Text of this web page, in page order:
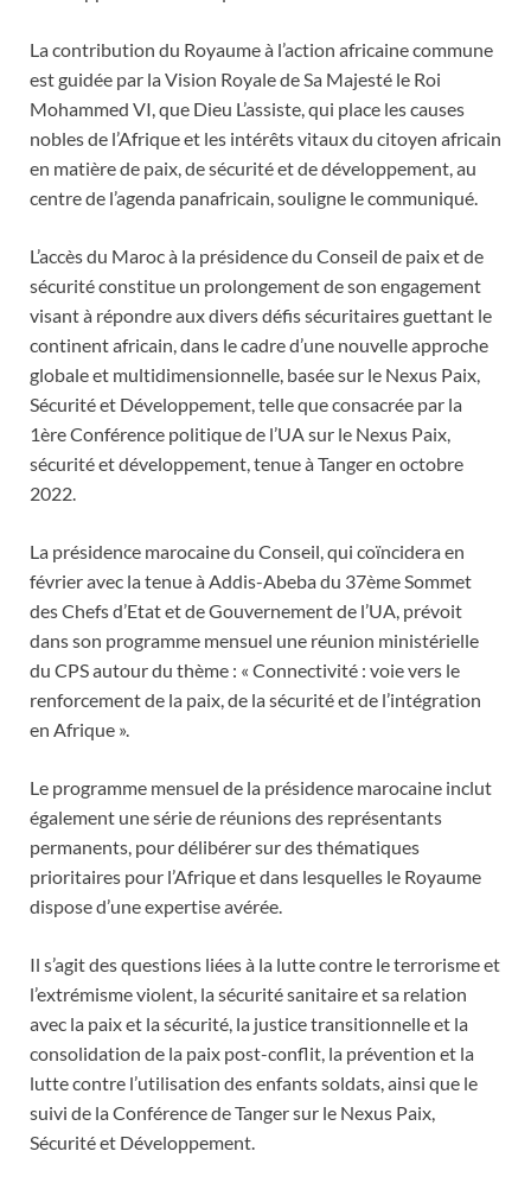
La contribution du Royaume à l’action africaine commune
est guidée par la Vision Royale de Sa Majesté le Roi
Mohammed VI, que Dieu L’assiste, qui place les causes
nobles de l’Afrique et les intérêts vitaux du citoyen africain
en matière de paix, de sécurité et de développement, au
centre de l’agenda panafricain, souligne le communiqué.
L’accès du Maroc à la présidence du Conseil de paix et de
sécurité constitue un prolongement de son engagement
visant à répondre aux divers défis sécuritaires guettant le
continent africain, dans le cadre d’une nouvelle approche
globale et multidimensionnelle, basée sur le Nexus Paix,
Sécurité et Développement, telle que consacrée par la
1ère Conférence politique de l’UA sur le Nexus Paix,
sécurité et développement, tenue à Tanger en octobre
2022.
La présidence marocaine du Conseil, qui coïncidera en
février avec la tenue à Addis-Abeba du 37ème Sommet
des Chefs d’Etat et de Gouvernement de l’UA, prévoit
dans son programme mensuel une réunion ministérielle
du CPS autour du thème : « Connectivité : voie vers le
renforcement de la paix, de la sécurité et de l’intégration
en Afrique ».
Le programme mensuel de la présidence marocaine inclut
également une série de réunions des représentants
permanents, pour délibérer sur des thématiques
prioritaires pour l’Afrique et dans lesquelles le Royaume
dispose d’une expertise avérée.
Il s’agit des questions liées à la lutte contre le terrorisme et
l’extrémisme violent, la sécurité sanitaire et sa relation
avec la paix et la sécurité, la justice transitionnelle et la
consolidation de la paix post-conflit, la prévention et la
lutte contre l’utilisation des enfants soldats, ainsi que le
suivi de la Conférence de Tanger sur le Nexus Paix,
Sécurité et Développement.